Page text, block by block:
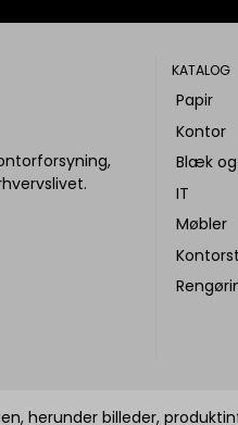
KATALOG
Papir
Kontor
Blæk
IT
Møbler
herunder billeder,